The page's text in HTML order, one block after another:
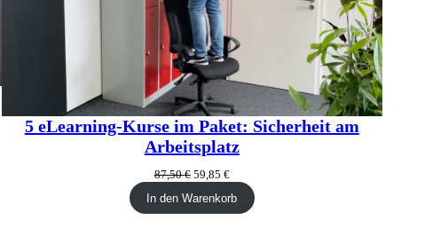
5 eLearning-Kurse im Paket: Sicherheit am
Arbeitsplatz
87,50€ Ursprünglicher
war:
87,50 €
59,85 €Aktueller
Preis
ist:
59,85 €.
In den Warenkorb